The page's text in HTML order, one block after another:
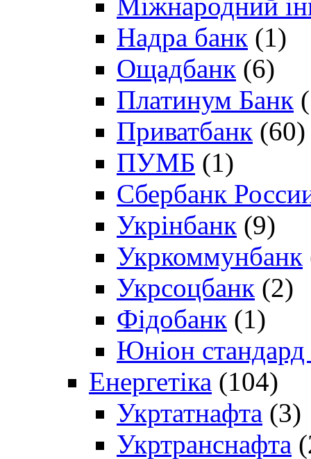
Надра банк (1)
Ощадбанк (6)
Платинум Банк
Приватбанк (60)
ПУМБ (1)
Сбербанк
Укрінбанк (9)
Укркоммунбанк
Укрсоцбанк (2)
Фідобанк (1)
Юніон стандард
Енергетіка (104)
Укртатнафта (3)
Укртранснафта